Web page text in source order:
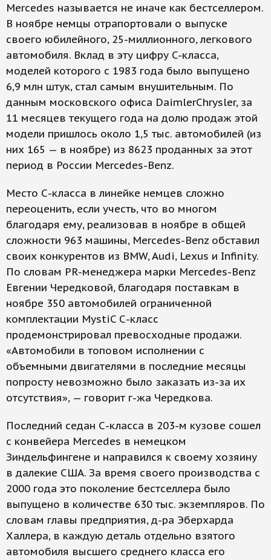
Mercedes называется не иначе как бестселлером.
В ноябре немцы отрапортовали о выпуске
своего юбилейного, 25-миллионного, легкового
автомобиля. Вклад в эту цифру C-класса,
моделей которого с 1983 года было выпущено
6,9 млн штук, стал самым внушительным. По
данным московского офиса DaimlerChrysler, за
11 месяцев текущего года на долю продаж этой
модели пришлось около 1,5 тыс. автомобилей (из
них 165 — в ноябре) из 8623 проданных за этот
период в России Mercedes-Benz.
Место С-класса в линейке немцев сложно
переоценить, если учесть, что во многом
благодаря ему, реализовав ­в ноябре в общей
сложности 963 машины, Mercedes-Benz обставил
своих конкурентов из BMW, Audi, Lexus и Infinity.
По словам PR-менеджера марки Mercedes-Benz
Евгении Чередковой, благодаря поставкам в
ноябре 350 автомобилей ограниченной
комплектации MystiC С-класс
продемонстрировал превосходные продажи.
«Автомобили в топовом исполнении с
объемными двигателями в последние месяцы
попросту невозможно было заказать из-за их
отсутствия», — говорит г-жа Чередкова.
Последний седан С-класса в 203-м кузове сошел
с конвейера Mercedes­ в немецком
Зиндельфингене и направился к своему хозяину
в далекие США. За время своего производства с
2000 года это поколение бестселлера было
выпущено в количестве 630 тыс. экземп­ляров. По
словам главы предприятия, д-ра Эберхарда
Халлера, в каждую деталь отдельно взятого
автомобиля высшего среднего класса его